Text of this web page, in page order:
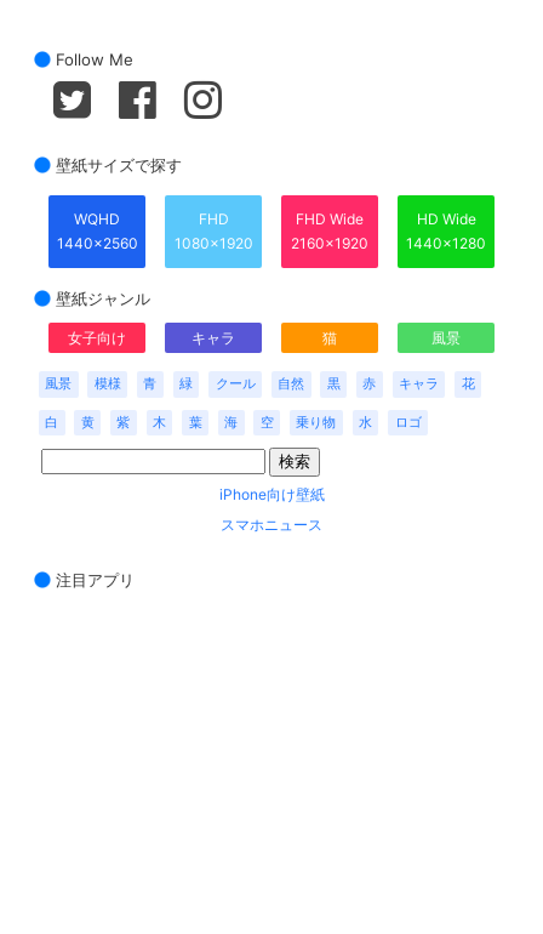
Follow Me
壁紙サイズで探す
WQHD
1440x2560
FHD
1080x1920
FHD Wide
2160x1920
HD Wide
1440x1280
壁紙ジャンル
女子向け キャラ 猫 風景
風景 模様 青 緑 クール 自然 黒 赤 キャラ 花
白 黄 紫 木 葉 海 空 乗り物 水 ロゴ
iPhone向け壁紙
スマホニュース
注目アプリ